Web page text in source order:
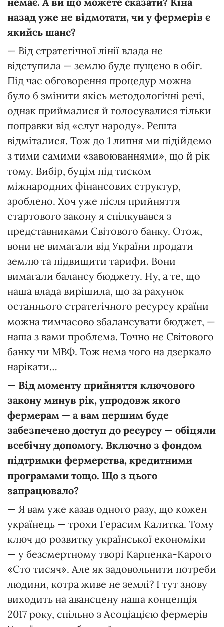
назад уже не відмотати, чи у фермерів є
якийсь шанс?
— Від стратегічної лінії влада не
відступила — землю буде пущено в обіг.
Під час обговорення процедур можна
було б змінити якісь методологічні речі,
однак приймалися й голосувалися тільки
поправки від «слуг народу». Решта
відміталися. Тож до 1 липня ми підійдемо
з тими самими «завоюваннями», що й рік
тому. Вибір, буцім під тиском
міжнародних фінансових структур,
зроблено. Хоч уже після прийняття
стартового закону я спілкувався з
представниками Світового банку. Отож,
вони не вимагали від України продати
землю та підвищити тарифи. Вони
вимагали балансу бюджету. Ну, а те, що
наша влада вирішила, що за рахунок
останнього стратегічного ресурсу країни
можна тимчасово збалансувати бюджет, —
наша з вами проблема. Точно не Світового
банку чи МВФ. Тож нема чого на дзеркало
нарікати…
— Від моменту прийняття ключового
закону минув рік, упродовж якого
фермерам — а вам першим буде
забезпечено доступ до ресурсу — обіцяли
всебічну допомогу. Включно з фондом
підтримки фермерства, кредитними
програмами тощо. Що з цього
запрацювало?
— Я вам уже казав одного разу, що кожен
українець — трохи Герасим Калитка. Тому
ключ до розвитку української економіки
— у безсмертному творі Карпенка-Карого
«Сто тисяч». Але як задовольнити потреби
людини, котра живе не землі? І тут знову
виходить на авансцену наша концепція
2017 року, спільно з Асоціацією фермерів